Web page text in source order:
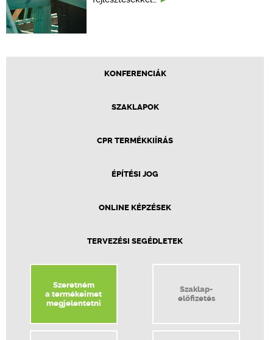
KONFERENCIÁK
SZAKLAPOK
CPR TERMÉKKIÍRÁS
ÉPÍTÉSI JOG
ONLINE KÉPZÉSEK
TERVEZÉSI SEGÉDLETEK
Szeretném
a termékeimet
megjelentetni
Szaklap-
előfizetés